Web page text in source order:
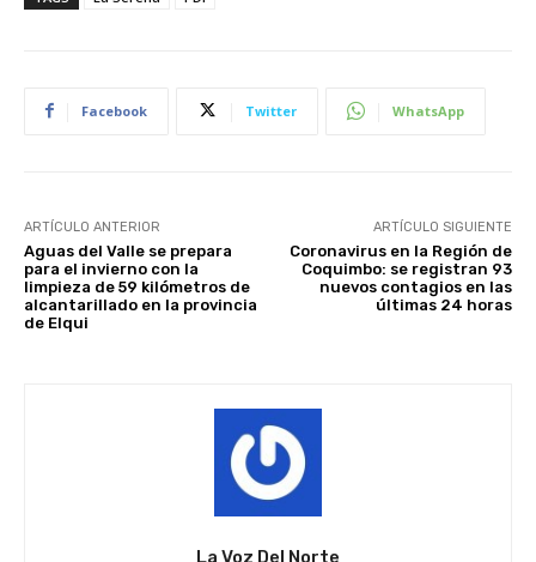
Facebook Twitter WhatsApp
ARTÍCULO ANTERIOR
Aguas del Valle se prepara
para el invierno con la
limpieza de 59 kilómetros de
alcantarillado en la provincia
de Elqui
ARTÍCULO SIGUIENTE
Coronavirus en la Región de
Coquimbo: se registran 93
nuevos contagios en las
últimas 24 horas
La Voz Del Norte